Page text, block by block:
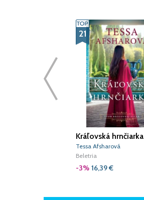
21
Kráľovská hrnčiarka
Tessa Afsharová
Beletria
-3% 16,39€